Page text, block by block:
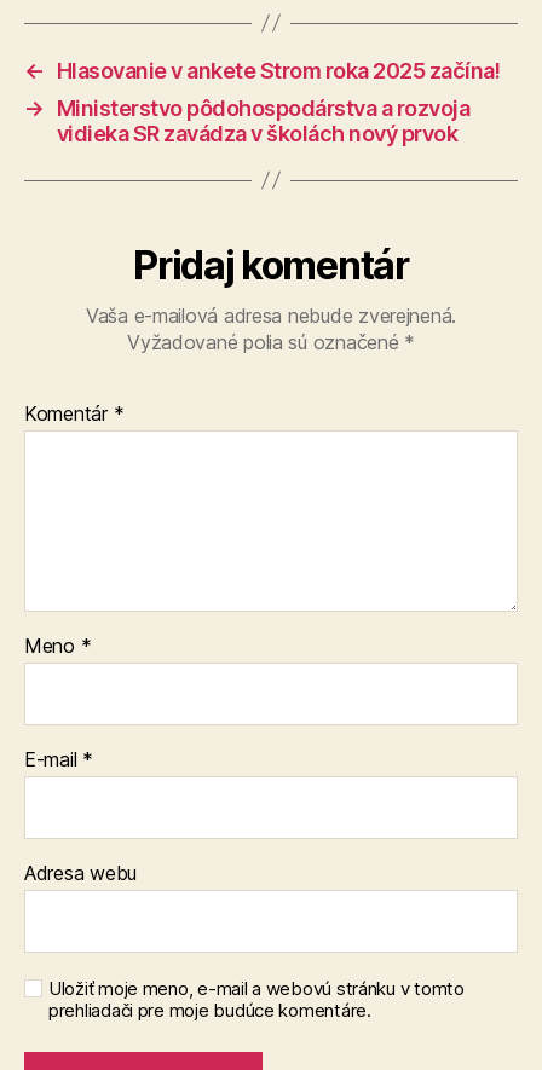
←
Hlasovanie v ankete Strom roka 2025 začína!
→
Ministerstvo pôdohospodárstva a rozvoja
vidieka SR zavádza v školách nový prvok
Pridaj komentár
Vaša e-mailová adresa nebude zverejnená.
Vyžadované polia sú označené *
Komentár *
Meno *
E-mail *
Adresa webu
Uložiť moje meno, e-mail a webovú stránku v tomto
prehliadači pre moje budúce komentáre.